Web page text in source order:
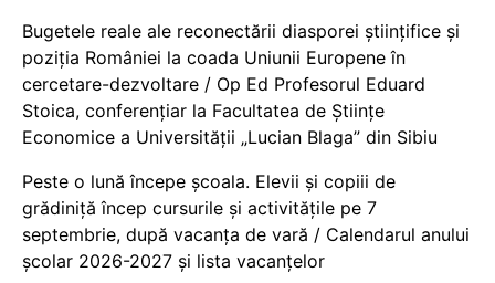
Bugetele reale ale reconectării diasporei științifice și
poziția României la coada Uniunii Europene în
cercetare-dezvoltare / Op Ed Profesorul Eduard
Stoica, conferențiar la Facultatea de Științe
Economice a Universității „Lucian Blaga” din Sibiu
Peste o lună începe școala. Elevii și copiii de
grădiniță încep cursurile și activitățile pe 7
septembrie, după vacanța de vară / Calendarul anului
școlar 2026-2027 și lista vacanțelor